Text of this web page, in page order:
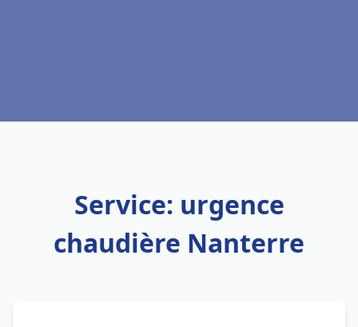
Service: urgence
chaudière Nanterre